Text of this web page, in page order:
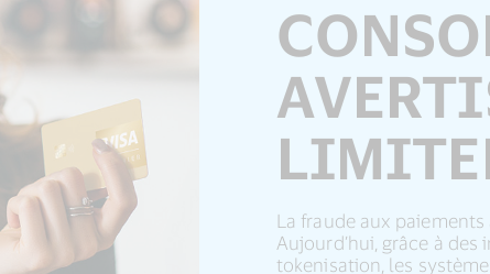
La fraude aux
Aujourd’hui, grâce à
tokenisation, les